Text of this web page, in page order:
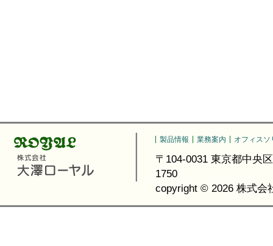
製品情報 業務案内 オフィスソ
〒104-0031 東京都中央
1750
copyright © 2026 株式会